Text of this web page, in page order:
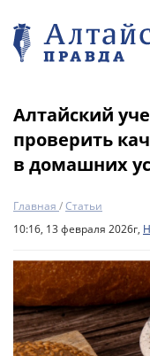
Алтайский
проверить
в домашних
Главная /Статьи
10:16, 13 февраля 2026г,